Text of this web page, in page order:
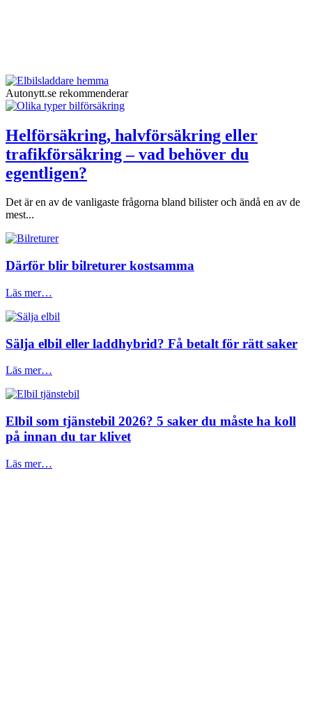
Autonytt.se rekommenderar
Helförsäkring, halvförsäkring eller
trafikförsäkring – vad behöver du
egentligen?
Det är en av de vanligaste frågorna bland bilister och ändå en av de
mest...
Därför blir bilreturer kostsamma
Läs mer…
Sälja elbil eller laddhybrid? Få betalt för rätt saker
Läs mer…
Elbil som tjänstebil 2026? 5 saker du måste ha koll
på innan du tar klivet
Läs mer…